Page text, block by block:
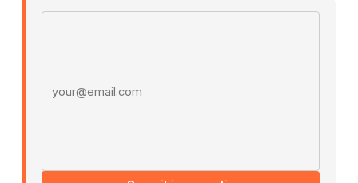
Es La Hora de Aprender ↗